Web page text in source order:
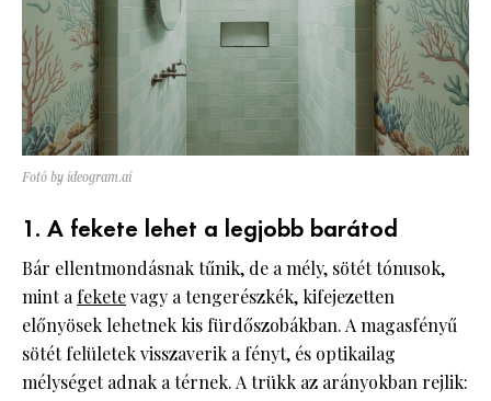
Fotó by ideogram.ai
1. A fekete lehet a legjobb barátod
Bár ellentmondásnak tűnik, de a mély, sötét tónusok,
mint afeketevagy a tengerészkék, kifejezetten
előnyösek lehetnek kis fürdőszobákban. A magasfényű
sötét felületek visszaverik a fényt, és optikailag
mélységet adnak a térnek. A trükk az arányokban rejlik: